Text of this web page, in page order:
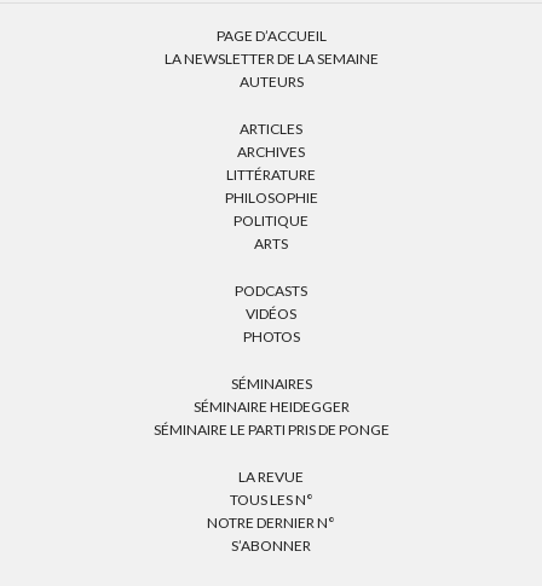
PAGE D’ACCUEIL
LA NEWSLETTER DE LA SEMAINE
AUTEURS
ARTICLES
ARCHIVES
LITTÉRATURE
PHILOSOPHIE
POLITIQUE
ARTS
PODCASTS
VIDÉOS
PHOTOS
SÉMINAIRES
SÉMINAIRE HEIDEGGER
SÉMINAIRE LE PARTI PRIS DE PONGE
LA REVUE
TOUS LES N°
NOTRE DERNIER N°
S’ABONNER